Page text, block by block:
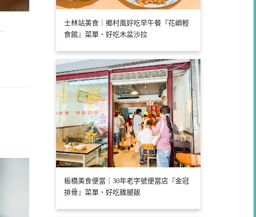
士林站美食｜鄉村風好吃早午餐『花嶼輕
食館』菜單、好吃木盆沙拉
板橋美食便當｜30年老字號便當店『金冠
排骨』菜單、好吃雞腿飯